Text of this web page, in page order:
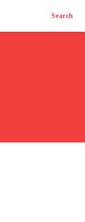
Search